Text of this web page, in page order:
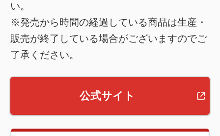
い。
※発売から時間の経過している商品は生産・
販売が終了している場合がございますのでご
了承ください。
公式サイト